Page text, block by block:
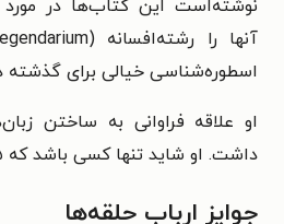
نوشته‌است این کتاب‌ها در
اسطوره‌شناسی خیالی برای
او علاقه فراوانی به ساختن
داشت. او شاید تنها کسی باشد که ۱۵ زبان ساخته‌است.
جوایز ارباب حلقه‌ها